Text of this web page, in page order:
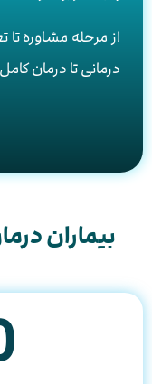
از مرحله مشاوره
درمانی تا درمان
بیماران